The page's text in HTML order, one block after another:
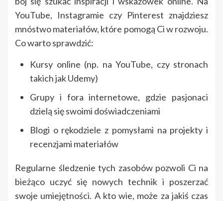
YouTube, Instagramie czy Pinterest znajdziesz
mnóstwo materiałów, które pomogą Ci w rozwoju.
Co warto sprawdzić:
Kursy online (np. na YouTube, czy stronach
takich jak Udemy)
Grupy i fora internetowe, gdzie pasjonaci
dzielą się swoimi doświadczeniami
Blogi o rękodziele z pomysłami na projekty i
recenzjami materiałów
Regularne śledzenie tych zasobów pozwoli Ci na
bieżąco uczyć się nowych technik i poszerzać
swoje umiejętności. A kto wie, może za jakiś czas